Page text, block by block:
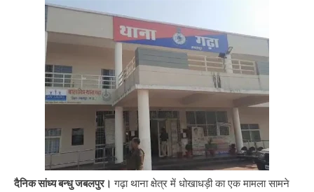
दैनिक सांध्य बन्धु जबलपुर। गढ़ा थाना क्षेत्र में धोखाधड़ी का एक मामला सामने